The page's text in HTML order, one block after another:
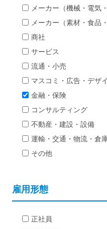
メーカー（機械・電気・
メーカー（素材・食品
商社
サービス
流通・小売
マスコミ・広告・デザ
金融・保険
コンサルティング
不動産・建設・設備
運輸・交通・物流・倉
その他
雇用形態
正社員